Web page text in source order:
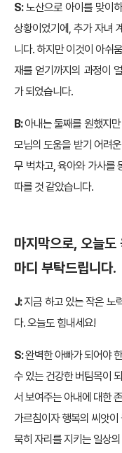
S:노산으로 아이를 맞이
상황이었기에, 추가 자녀
니다. 하지만 이것이 아쉬
재를 얻기까지의 과정이
가 되었습니다.
B:아내는 둘째를 원했지
모님의 도움을 받기 어려
무 벅차고, 육아와 가사를
따를 것 같았습니다.
마지막으로, 오늘
마디 부탁드립니다.
J:지금 하고 있는 작은 노
다. 오늘도 힘내세요!
S:완벽한 아빠가 되어야
수 있는 건강한 버팀목이
서 보여주는 아내에 대한
가르침이자 행복의 씨앗
묵히 자리를 지키는 일상